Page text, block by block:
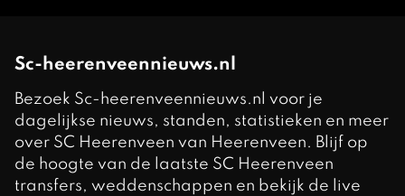
Sc-heerenveennieuws.nl
Bezoek Sc-heerenveennieuws.nl voor je
dagelijkse nieuws, standen, statistieken en meer
over SC Heerenveen van Heerenveen. Blijf op
de hoogte van de laatste SC Heerenveen
transfers, weddenschappen en bekijk de live